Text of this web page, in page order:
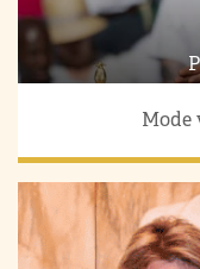
Mode